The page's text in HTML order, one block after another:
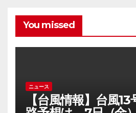
You missed
ニュース
【台風情報】台風